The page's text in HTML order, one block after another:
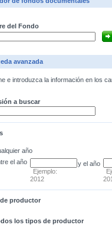
del Fondo
avanzada
e introduzca la información en los
a buscar
año
el año
Ejemplo:
2012
y el año
productor
los tipos de productor